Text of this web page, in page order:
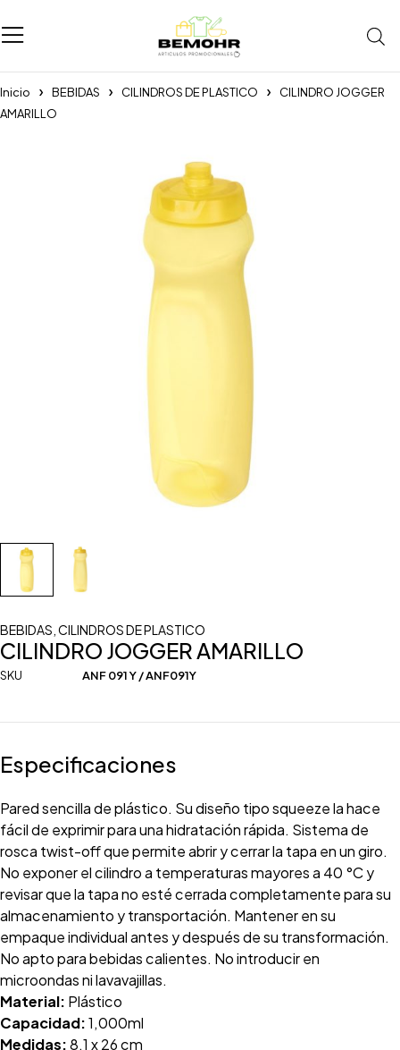
Inicio BEBIDAS CILINDROS DE PLASTICO
CILINDRO JOGGER
AMARILLO
BEBIDAS CILINDROS DE PLASTICO
CILINDRO JOGGER AMARILLO
SKU ANF 091 Y / ANF091Y
Especificaciones
Pared sencilla de plástico. Su diseño tipo squeeze la hace
fácil de exprimir para una hidratación rápida. Sistema de
rosca twist-off que permite abrir y cerrar la tapa en un giro.
No exponer el cilindro a temperaturas mayores a 40 °C y
revisar que la tapa no esté cerrada completamente para su
almacenamiento y transportación. Mantener en su
empaque individual antes y después de su transformación.
No apto para bebidas calientes. No introducir en
microondas ni lavavajillas.
Material: Plástico
Capacidad:1,000ml
Medidas:8.1 x 26 cm